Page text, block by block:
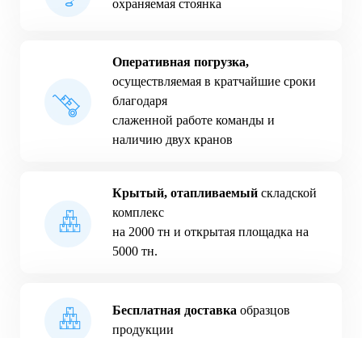
охраняемая стоянка
Оперативная погрузка,
осуществляемая в кратчайшие сроки
благодаря
слаженной работе команды и
наличию двух кранов
Крытый, отапливаемый складской
комплекс
на 2000 тн и открытая площадка на
5000 тн.
Бесплатная доставка образцов
продукции